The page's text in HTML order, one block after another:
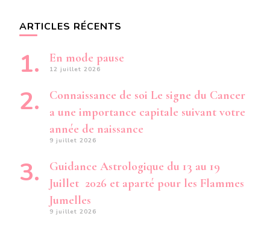
ARTICLES RÉCENTS
En mode pause
12 juillet 2026
Connaissance de soi Le signe du Cancer
a une importance capitale suivant votre
année de naissance
9 juillet 2026
Guidance Astrologique du 13 au 19
Juillet 2026 et aparté pour les Flammes
Jumelles
9 juillet 2026